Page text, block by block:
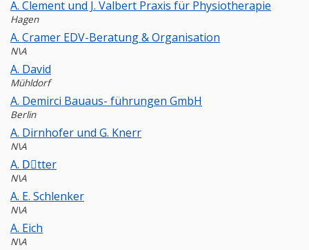
A. Clement und J. Valbert Praxis für Physiotherapie
Hagen
A. Cramer EDV-Beratung & Organisation
N\A
A. David
Mühldorf
A. Demirci Bauaus- führungen GmbH
Berlin
A. Dirnhofer und G. Knerr
N\A
A. Dِtter
N\A
A. E. Schlenker
N\A
A. Eich
N\A